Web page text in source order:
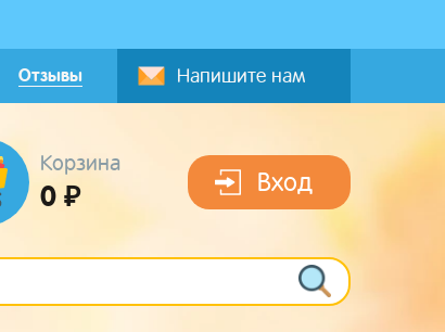
Отзывы Напишите нам
Корзина
0 ₽ Вход